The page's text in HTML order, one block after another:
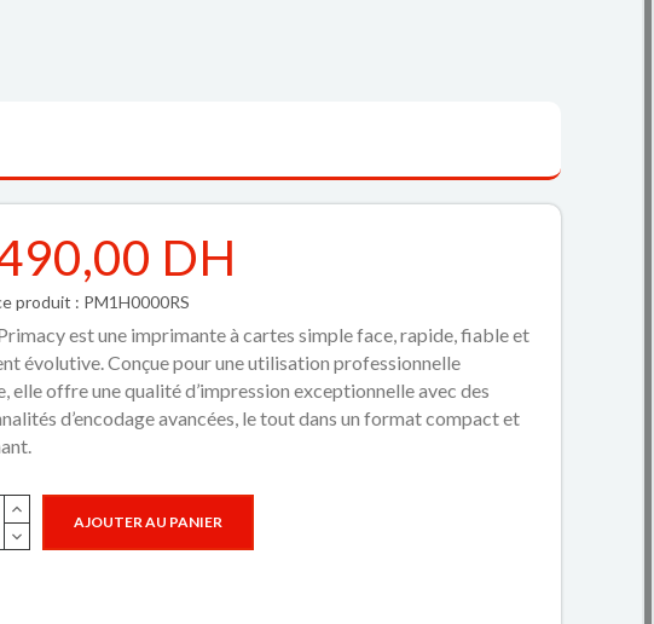
DH
produit : PM1H0000RS
Primacy est une imprimante à cartes simple face, rapide, fiable et
évolutive. Conçue pour une utilisation professionnelle
elle offre une qualité d’impression exceptionnelle avec des
d’encodage avancées, le tout dans un format compact et
AJOUTER AU PANIER